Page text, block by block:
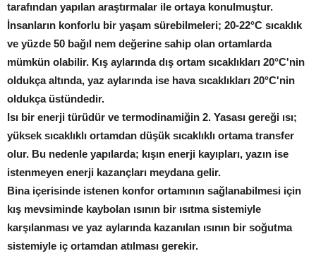
tarafından yapılan araştırmalar ile ortaya konulmuştur.
İnsanların konforlu bir yaşam sürebilmeleri; 20-22°C sıcaklık
ve yüzde 50 bağıl nem değerine sahip olan ortamlarda
mümkün olabilir. Kış aylarında dış ortam sıcaklıkları 20°C'nin
oldukça altında, yaz aylarında ise hava sıcaklıkları 20°C'nin
oldukça üstündedir.
Isı bir enerji türüdür ve termodinamiğin 2. Yasası gereği ısı;
yüksek sıcaklıklı ortamdan düşük sıcaklıklı ortama transfer
olur. Bu nedenle yapılarda; kışın enerji kayıpları, yazın ise
istenmeyen enerji kazançları meydana gelir.
Bina içerisinde istenen konfor ortamının sağlanabilmesi için
kış mevsiminde kaybolan ısının bir ısıtma sistemiyle
karşılanması ve yaz aylarında kazanılan ısının bir soğutma
sistemiyle iç ortamdan atılması gerekir.